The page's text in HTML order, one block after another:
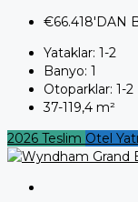
€66.418'DAN
Yataklar: 1-2
Banyo: 1
Otoparklar: 1-2
37-119,4 m²
2026 Teslim Otel